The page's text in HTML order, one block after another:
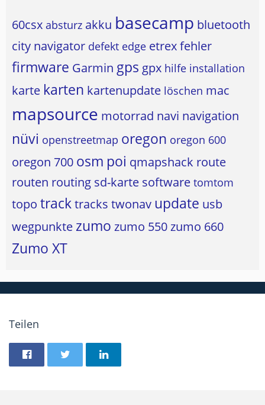
60csx absturz akku basecamp bluetooth
city navigator defekt edge etrexfehler
firmware Garmin gps gpx hilfe installation
karte karten kartenupdate löschen mac
mapsource motorrad navi navigation
nüvi openstreetmap oregon oregon 600
oregon 700 osm poi qmapshack route
routen routing sd-karte software tomtom
topo tracktracks twonav update usb
wegpunkte zumo zumo 550zumo 660
Zumo XT
Teilen